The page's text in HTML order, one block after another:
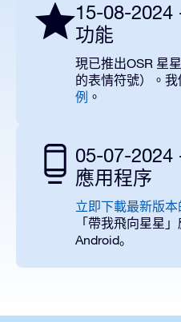
15-08-2024
功能
現已推出OSR 星
的表情符號）。
例 。
05-07-2024
應用程序
立即下載最新版本
「帶我飛向星星
Android。